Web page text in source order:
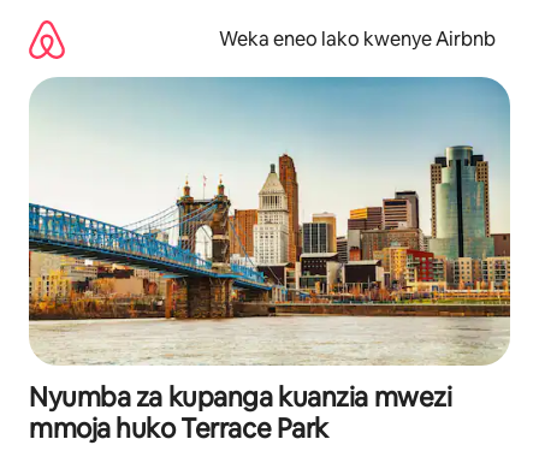
kwenda
kwenye
maudhui
Weka eneo lako kwenye Airbnb
Nyumba za kupanga kuanzia mwezi
mmoja huko Terrace Park